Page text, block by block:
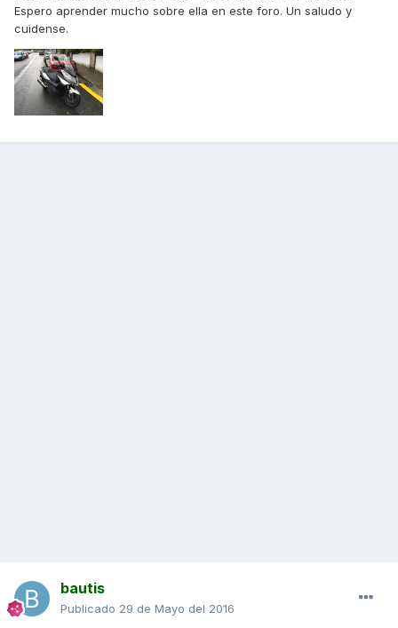
Espero aprender mucho sobre ella en este foro. Un saludo y
cuidense.
bautis
Publicado 29 de Mayo del 2016